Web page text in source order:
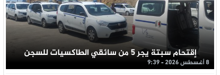
إقتحام سبتة يجر 5 من سائقي الطاكسيات للسجن
8 أغسطس 2026 - 9:39